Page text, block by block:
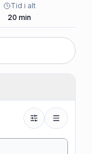
Tid i alt
20 min